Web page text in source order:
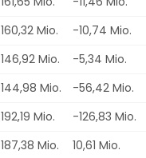
160,32 Mio. -10,74 Mio.
146,92 Mio. -5,34 Mio.
144,98 Mio. -56,42 Mio.
192,19 Mio. -126,83 Mio.
187,38 Mio. 10,61 Mio.